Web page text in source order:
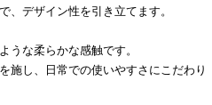
、デザイン性を引き立てます。
うな柔らかな感触です。
施し、日常での使いやすさにこだわり